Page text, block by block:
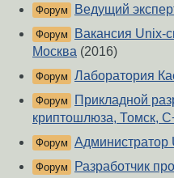
Форум Ведущий
Форум
Вакансия Unix-
Москва (2016)
Форум Лаборатория
Форум
Прикладной
криптошлюза, Томск,
Форум Администратор
Форум
Разработчик